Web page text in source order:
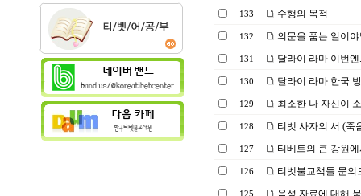
133 수행의 목적
132 의문을 품는 일이
131 달라이 라마 이번엔
130 달라이 라마 한국
129 최소한 나 자신이
128 티벳 사자의 서 (죽
127 티베트의 큰 강원
126 티벳불교책들 문의
125 음성 자료에 대해